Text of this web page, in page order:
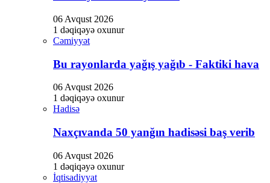
06 Avqust 2026
1 dəqiqəyə oxunur
Cəmiyyət
Bu rayonlarda yağış yağıb - Faktiki hava
06 Avqust 2026
1 dəqiqəyə oxunur
Hadisə
Naxçıvanda 50 yanğın hadisəsi baş verib
06 Avqust 2026
1 dəqiqəyə oxunur
İqtisadiyyat